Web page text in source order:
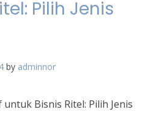
Pilih Jenis
by adminnor
Bisnis Ritel: Pilih Jenis